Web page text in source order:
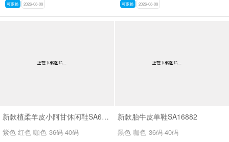
可退换 2026-08-08 可退换 2026-08-08
新款植柔羊皮小阿甘休闲鞋SA6262B
紫色 红色 咖色 36码-40码
新款胎牛皮单鞋SA16882
黑色 咖色 36码-40码